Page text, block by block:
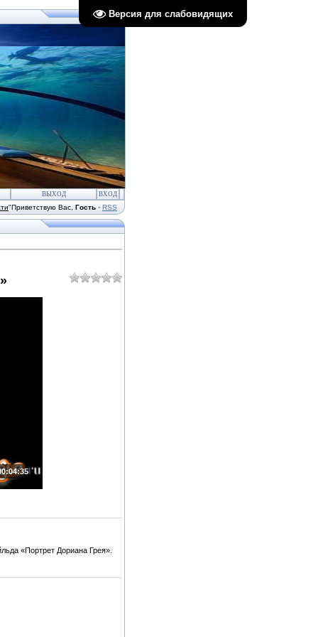
Версия для слабовидящих
ВЫХОД ВХОД
"Приветствую Вас Гость · RSS
«Портрет Дориана Грея».